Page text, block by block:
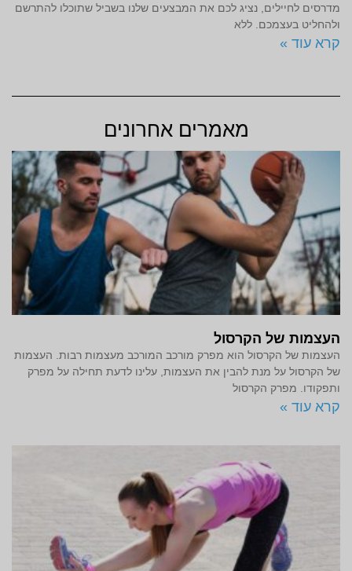
מדרסים לחיילים, נציג לכם את המבצעים שלנו בשביל שתוכלו להתרשם
ולהחליט בעצמכם. ללא
קרא עוד »
מאמרים אחרונים
העצמות של הקרסול
העצמות של הקרסול הוא מפרק מורכב המורכב מעצמות רבות. העצמות
של הקרסול על מנת להבין את העצמות, עלינו לדעת תחילה על מפרק
ותפקודו. מפרק הקרסול
קרא עוד »